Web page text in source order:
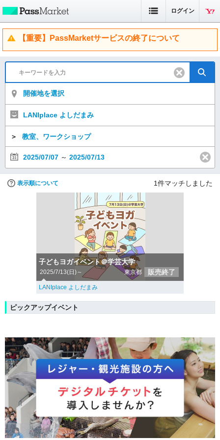
ログイン
【重要】PassMarketサービスの終了について
開催地を選択
LANIplace よしだまみ
＞ 教室、ワークショップ
2025/07/07 ～ 2025/07/13
表示順について 1件マッチしました
子どもヨガイベント＠学芸大学
2025/7/13(日)～ 東京都 販売終了
LANIplace よしだまみ
ピックアップイベント